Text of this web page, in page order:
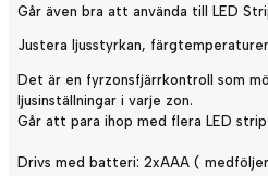
Går även bra att använda till LED
Justera ljusstyrkan,
Det är en fyrzonsfjärrkontroll som
ljusinställningar i varje zon.
Går att para ihop med flera LED
Drivs med batteri: 2xAAA (